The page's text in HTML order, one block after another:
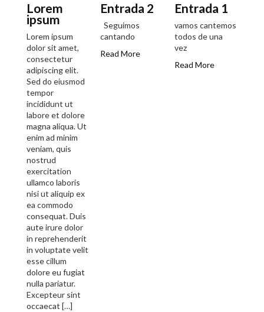
Lorem
ipsum
Lorem ipsum
dolor sit amet,
consectetur
adipiscing elit.
Sed do eiusmod
tempor
incididunt ut
labore et dolore
magna aliqua. Ut
enim ad minim
veniam, quis
nostrud
exercitation
ullamco laboris
nisi ut aliquip ex
ea commodo
consequat. Duis
aute irure dolor
in reprehenderit
in voluptate velit
esse cillum
dolore eu fugiat
nulla pariatur.
Excepteur sint
occaecat […]
Entrada 2
Seguimos
cantando
Read More
Entrada 1
vamos cantemos
todos de una
vez
Read More